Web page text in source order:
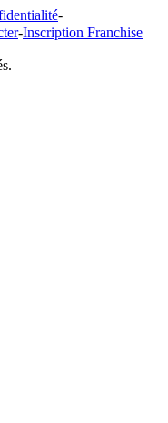
-
-Inscription Franchise